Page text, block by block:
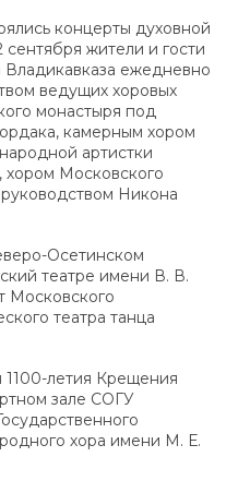
концерты духовной
сентября жители и гости
ежедневно
ведущих хоровых
монастыря под
камерным хором
артистки
хором Московского
Никона
Осетинском
театре имени В. В.
Московского
театра танца
летия Крещения
зале СОГУ
хора имени М. Е.